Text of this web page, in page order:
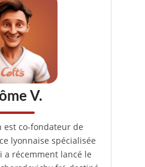
V.
est co-fondateur de
lyonnaise spécialisée
récemment lancé le